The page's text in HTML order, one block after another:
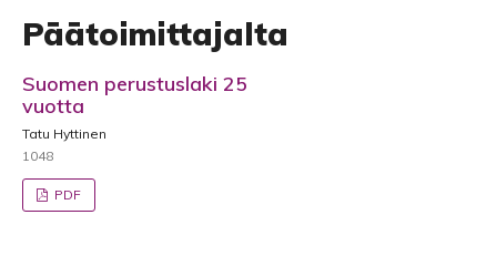
Päätoimittajalta
Suomen perustuslaki 25
vuotta
Tatu Hyttinen
1048
PDF